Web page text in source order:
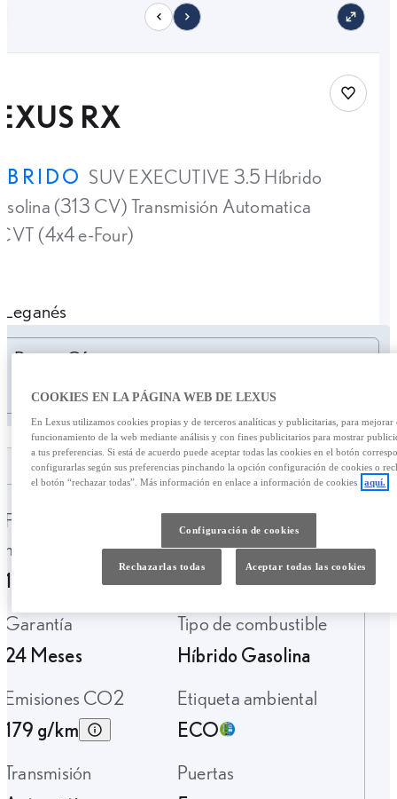
RX
SUV EXECUTIVE 3.5 Híbrido
(313 CV) Transmisión Automatica
(4x4 e-Four)
Save car
Leganés
Precio Oferta
43.900,00 €
Fecha de
matriculación
10-2019
Kilometraje
85.793 Km.
Garantía
24 Meses
Tipo de combustible
Híbrido Gasolina
Emisiones CO2
179 g/km
Etiqueta ambiental
ECO
Transmisión
Puertas
COOKIES EN LA PÁGINA WEB DE LEXUS
En Lexus utilizamos cookies propias y de terceros analíticas y publicitarias, para mejorar
funcionamiento de la web mediante análisis y con fines publicitarios para mostrar
a tus preferencias. Si está de acuerdo puede aceptar todas las cookies en el botón
configurarlas según sus preferencias pinchando la opción configuración de cookies o
el botón “rechazar todas”. Más información en enlace a información de cookies
aquí.
Configuración de cookies
Rechazarlas todas Aceptar todas las cookies